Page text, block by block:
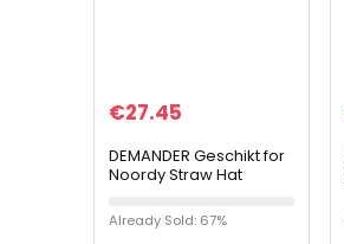
€27.45
DEMANDER Geschikt for
Noordy Straw Hat
Anime Badge EEN STUK
Auto Sticker 3D Chrome
Already Sold: 67%